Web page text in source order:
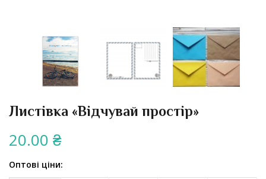
Листівка «Відчувай простір»
20.00 ₴
Оптові ціни: